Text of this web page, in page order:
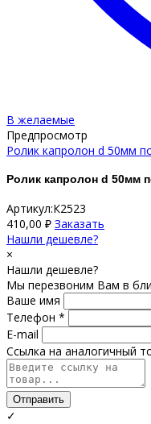
В желаемые
Предпросмотр
Ролик капролон d 50мм
Ролик капролон d 50мм
Артикул:К2523
410,00 ₽ Заказать
Нашли дешевле?
×
Нашли дешевле?
Мы перезвоним Вам в
Ваше имя
Телефон *
E-mail
Ссылка на аналогичный
Отправить
✓